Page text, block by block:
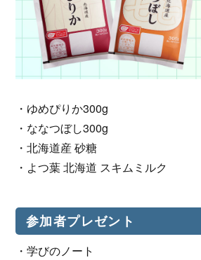
・ゆめぴりか300g
・ななつぼし300g
・北海道産 砂糖
・よつ葉 北海道 スキムミルク
参加者プレゼント
・学びのノート